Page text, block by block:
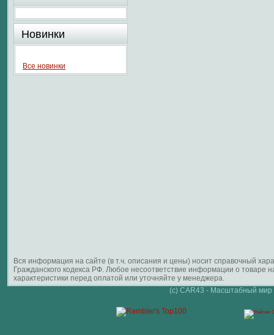
Новинки
Все новинки
Вся информация на сайте (в т.ч. описания и цены) носит справочный
Гражданского кодекса РФ. Любое несоответствие информации о
характеристики перед оплатой или уточняйте у менеджера.
(c) CAR43 - Масштабный мир